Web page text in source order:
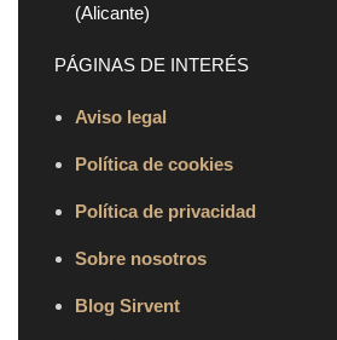
(Alicante)
PÁGINAS DE INTERÉS
Aviso legal
Política de cookies
Política de privacidad
Sobre nosotros
Blog Sirvent